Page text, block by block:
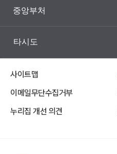
중앙부처
타시도
사이트맵
이메일무단수집거부
누리집 개선 의견